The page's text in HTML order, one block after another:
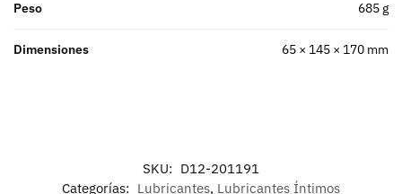
Peso 685 g
Dimensiones 65 × 145 × 170 mm
SKU: D12-201191
Categorías: Lubricantes, Lubricantes Íntimos